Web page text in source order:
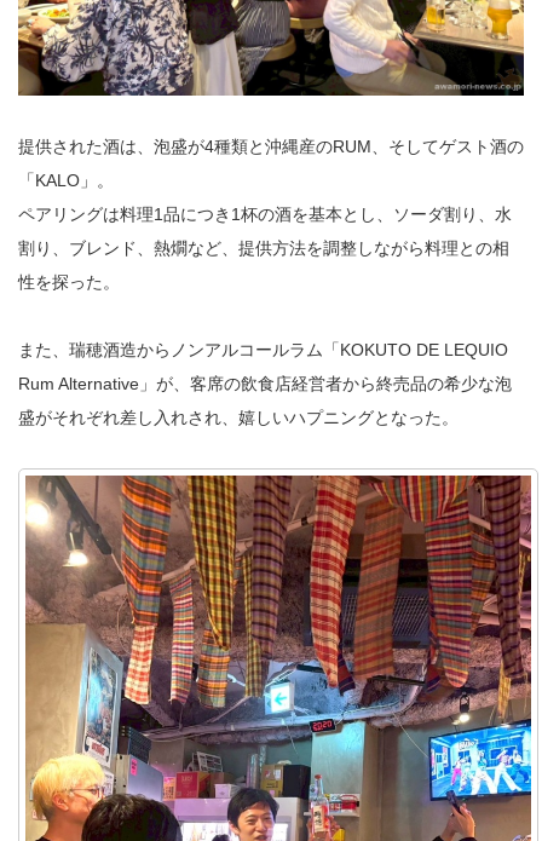
提供された酒は、泡盛が4種類と沖縄産のRUM、そしてゲスト酒の
「KALO」。
ペアリングは料理1品につき1杯の酒を基本とし、ソーダ割り、水
割り、ブレンド、熱燗など、提供方法を調整しながら料理との相
性を探った。
また、瑞穂酒造からノンアルコールラム「KOKUTO DE LEQUIO
Rum Alternative」が、客席の飲食店経営者から終売品の希少な泡
盛がそれぞれ差し入れされ、嬉しいハプニングとなった。